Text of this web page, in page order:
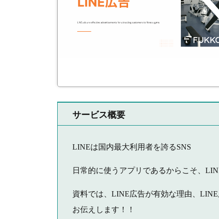
サービス概要
LINEは国内最大利用者を誇るSNS
日常的に使うアプリであるからこそ、
資料では、LINE広告が有効な理由、
お伝えします！！